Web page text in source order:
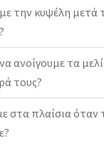
την κυψέλη μετά
ανοίγουμε τα
τους?
στα πλαίσια όταν